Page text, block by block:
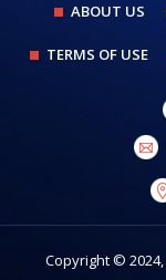
ABOUT US
TERMS OF USE
Copyright © 2024,